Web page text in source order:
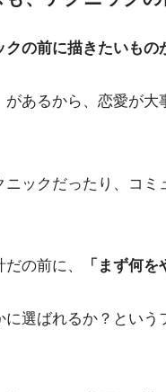
クの前に描きたいもの
があるから、恋愛が大
ックだったり、コ
の前に、 「まず何を
選ばれるか？という